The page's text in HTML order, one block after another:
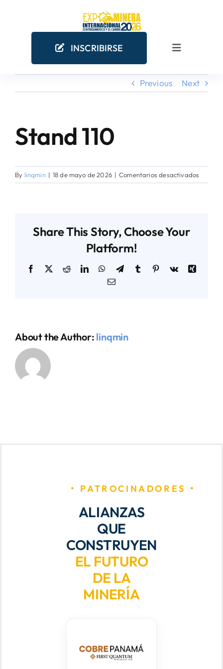
INSCRIBIRSE
Toggle
¿POR QUÉ PARTICIPAR?
AGENDA TÉCNICO-COMERCIAL
Previous Next
Stand 110
By linqmin | 18 de mayo de 2026 | Comentarios desactivados
Stand
Share This Story, Choose Your
Platform!
Facebook
X RedditLinkedInWhatsApp
TelegramTumblr Pinterest
Vk
Xing
Email
About the Author: linqmin
PATROCINADORES
ALIANZAS
QUE
CONSTRUYEN
EL FUTURO
DE LA
MINERÍA